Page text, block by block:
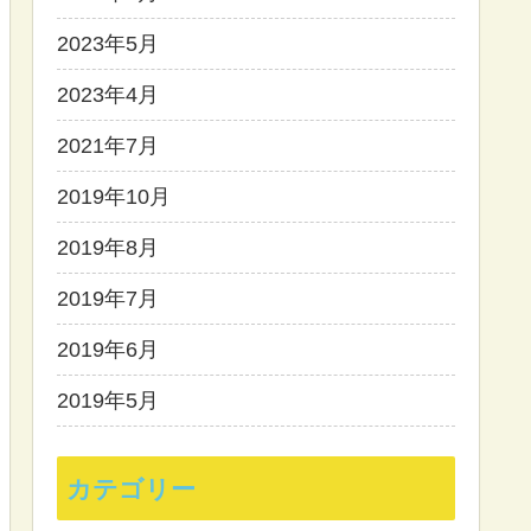
2023年5月
2023年4月
2021年7月
2019年10月
2019年8月
2019年7月
2019年6月
2019年5月
カテゴリー